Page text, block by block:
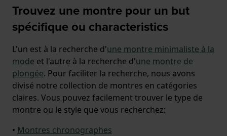
Trouvez une montre pour un but
spécifique ou characteristics
L'un est à la recherche d'une montre minimaliste à la
mode et l'autre à la recherche d'une montre de
plongée. Pour faciliter la recherche, nous avons
divisé notre collection de montres en catégories
claires. Vous pouvez facilement trouver le type de
montre ou le style que vous recherchez:
• Montres chronographes